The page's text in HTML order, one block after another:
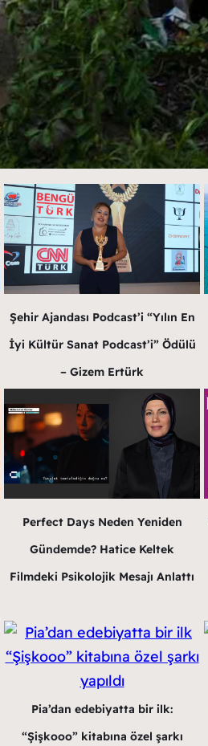
Şehir Ajandası Podcast’i “Yılın En
İyi Kültür Sanat Podcast’i” Ödülü
– Gizem Ertürk
Perfect Days Neden Yeniden
Gündemde? Hatice Keltek
Filmdeki Psikolojik Mesajı Anlattı
Pia’dan edebiyatta bir ilk:
“Şişkooo” kitabına özel şarkı